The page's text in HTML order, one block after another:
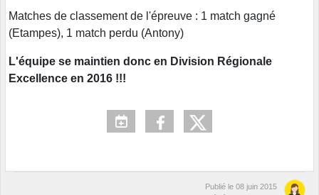
Matches de classement de l'épreuve : 1 match gagné
(Etampes), 1 match perdu (Antony)
L'équipe se maintien donc en Division Régionale
Excellence en 2016 !!!
Publié le 08 juin 2015